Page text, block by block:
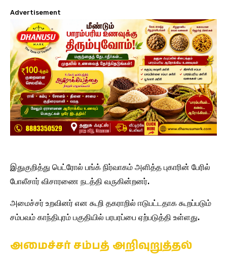
Advertisement
இதுகுறித்து பெட்ரோல் பங்க் நிர்வாகம் அளித்த புகாரின் பேரில்
போலீசார் விசாரணை நடத்தி வருகின்றனர்.
அமைச்சர் உறவினர் என கூறி தகராறில் ஈடுபட்டதாக கூறப்படும்
சம்பவம் காந்திபுரம் பகுதியில் பரபரப்பை ஏற்படுத்தி உள்ளது.
அமைச்சர் சம்பத் அறிவுறுத்தல்